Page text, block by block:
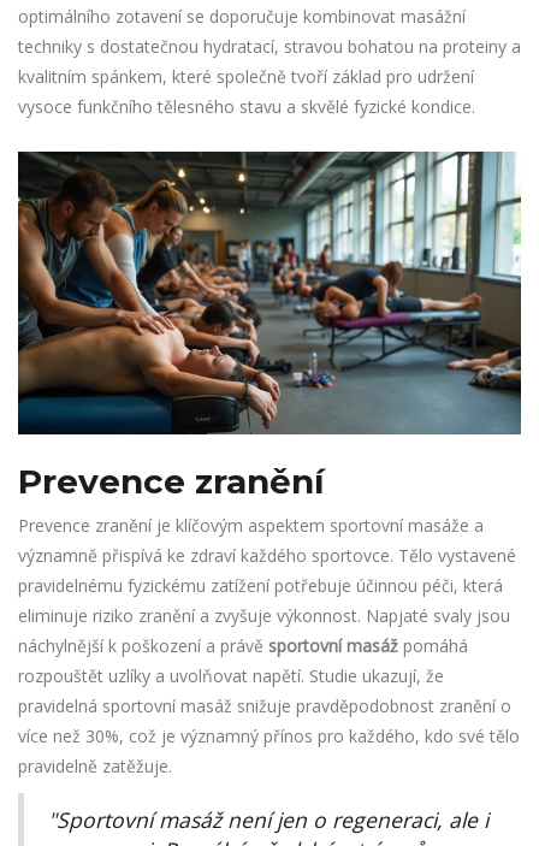
optimálního zotavení se doporučuje kombinovat masážní
techniky s dostatečnou hydratací, stravou bohatou na proteiny a
kvalitním spánkem, které společně tvoří základ pro udržení
vysoce funkčního tělesného stavu a skvělé fyzické kondice.
Prevence zranění
Prevence zranění je klíčovým aspektem sportovní masáže a
významně přispívá ke zdraví každého sportovce. Tělo vystavené
pravidelnému fyzickému zatížení potřebuje účinnou péči, která
eliminuje riziko zranění a zvyšuje výkonnost. Napjaté svaly jsou
náchylnější k poškození a právě sportovní masáž pomáhá
rozpouštět uzlíky a uvolňovat napětí. Studie ukazují, že
pravidelná sportovní masáž snižuje pravděpodobnost zranění o
více než 30%, což je významný přínos pro každého, kdo své tělo
pravidelně zatěžuje.
"Sportovní masáž není jen o regeneraci, ale i